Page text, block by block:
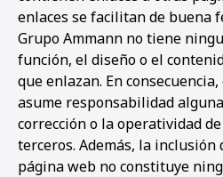
enlaces se facilitan de buena
Grupo Ammann no tiene
función, el diseño o el
que enlazan. En
asume responsabilidad
corrección o la operatividad
terceros. Además, la inclusión
página web no constituye